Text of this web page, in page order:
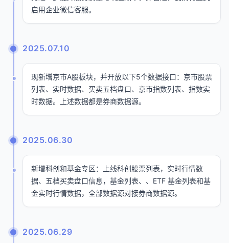
启用企业微信客服。
2025.07.10
现新增京市A股板块，并开放以下5个数据接口：京市股票
列表、实时数据、买卖五档盘口、京市指数列表、指数实
时数据。上述数据都是券商数据源。
2025.06.30
新增科创和基金专区：上线科创股票列表，实时行情数
据、五档买卖盘口信息，基金列表、、ETF 基金列表和基
金实时行情数据，全部数据源对接券商数据源。
2025.06.29